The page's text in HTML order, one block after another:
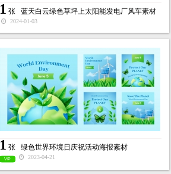
1 张 蓝天白云绿色草坪上太阳能发电厂风车素材
2024-01-03
1 张 绿色世界环境日庆祝活动海报素材
VIP 2023-04-21